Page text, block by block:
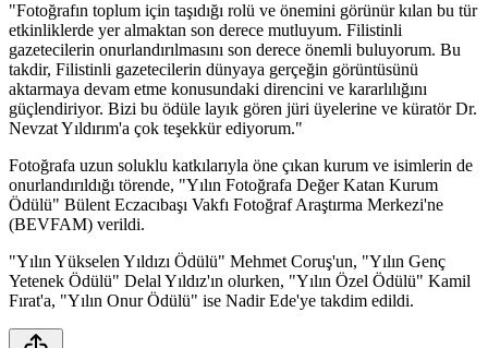
"Fotoğrafın toplum için taşıdığı rolü ve önemini görünür kılan bu tür
etkinliklerde yer almaktan son derece mutluyum. Filistinli
gazetecilerin onurlandırılmasını son derece önemli buluyorum. Bu
takdir, Filistinli gazetecilerin dünyaya gerçeğin görüntüsünü
aktarmaya devam etme konusundaki direncini ve kararlılığını
güçlendiriyor. Bizi bu ödüle layık gören jüri üyelerine ve küratör Dr.
Nevzat Yıldırım'a çok teşekkür ediyorum."
Fotoğrafa uzun soluklu katkılarıyla öne çıkan kurum ve isimlerin de
onurlandırıldığı törende, "Yılın Fotoğrafa Değer Katan Kurum
Ödülü" Bülent Eczacıbaşı Vakfı Fotoğraf Araştırma Merkezi'ne
(BEVFAM) verildi.
"Yılın Yükselen Yıldızı Ödülü" Mehmet Coruş'un, "Yılın Genç
Yetenek Ödülü" Delal Yıldız'ın olurken, "Yılın Özel Ödülü" Kamil
Fırat'a, "Yılın Onur Ödülü" ise Nadir Ede'ye takdim edildi.